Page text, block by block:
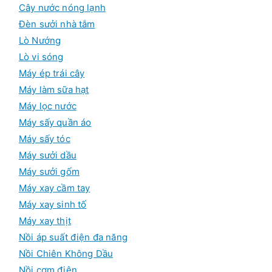
Cây nước nóng lạnh
Đèn sưởi nhà tắm
Lò Nướng
Lò vi sóng
Máy ép trái cây
Máy làm sữa hạt
Máy lọc nước
Máy sấy quần áo
Máy sấy tóc
Máy sưởi dầu
Máy sưởi gốm
Máy xay cầm tay
Máy xay sinh tố
Máy xay thịt
Nồi áp suất điện đa năng
Nồi Chiên Không Dầu